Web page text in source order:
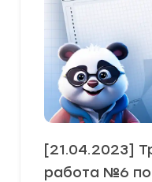
[21.04.2023]
работа №6